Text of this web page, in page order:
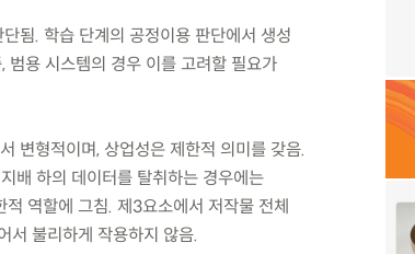
됨. 학습 단계의 공정이용 판단에서 생성
범용 시스템의 경우 이를 고려할 필요가
변형적이며, 상업성은 제한적 의미를 갖음.
배 하의 데이터를 탈취하는 경우에는
역할에 그침. 제3요소에서 저작물 전체
서 불리하게 작용하지 않음.